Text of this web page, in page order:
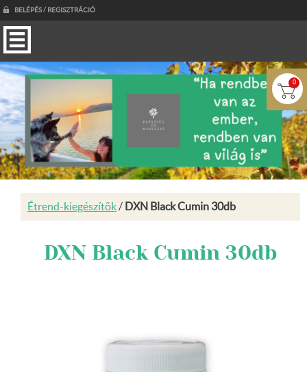
BELÉPÉS / REGISZTRÁCIÓ
0
Étrend-kiegészítők/ DXN Black Cumin 30db
DXN Black Cumin 30db